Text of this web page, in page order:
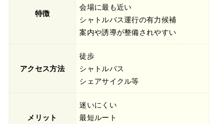
特徴
会場に最も近い
シャトルバス運行の有力候補
案内や誘導が整備されやすい
アクセス方法
徒歩
シャトルバス
シェアサイクル等
メリット
迷いにくい
最短ルート